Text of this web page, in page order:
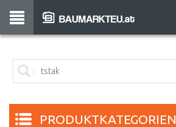
PRODUKTKATEGORIEN